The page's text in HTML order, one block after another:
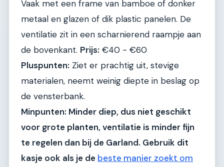
Vaak met een frame van bamboe of donker
metaal en glazen of dik plastic panelen. De
ventilatie zit in een scharnierend raampje aan
de bovenkant. Prijs: €40 - €60
Pluspunten: Ziet er prachtig uit, stevige
materialen, neemt weinig diepte in beslag op
de vensterbank.
Minpunten: Minder diep, dus niet geschikt
voor grote planten, ventilatie is minder fijn
te regelen dan bij de Garland. Gebruik dit
kasje ook als je de beste manier zoekt om